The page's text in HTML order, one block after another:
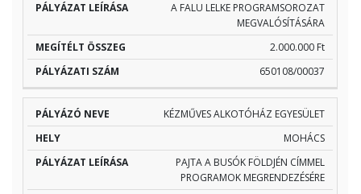
A FALU LELKE PROGRAMSOROZAT
MEGVALÓSÍTÁSÁRA
2.000.000 Ft
650108/00037
KÉZMŰVES ALKOTÓHÁZ EGYESÜLET
MOHÁCS
PAJTA A BUSÓK FÖLDJÉN CÍMMEL
PROGRAMOK MEGRENDEZÉSÉRE